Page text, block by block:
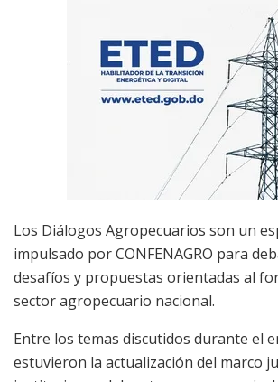
Los Diálogos Agropecuarios son un
impulsado por CONFENAGRO para
desafíos y propuestas orientadas al
sector agropecuario nacional.
Entre los temas discutidos durante el
estuvieron la actualización del marco